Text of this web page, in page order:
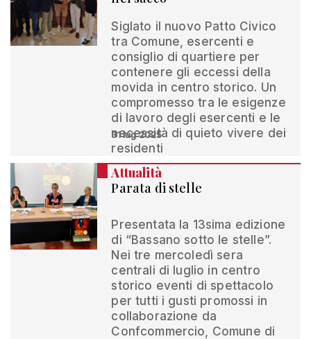
Siglato il nuovo Patto Civico
tra Comune, esercenti e
consiglio di quartiere per
contenere gli eccessi della
movida in centro storico. Un
compromesso tra le esigenze
di lavoro degli esercenti e le
necessità di quieto vivere dei
residenti
31 lug 2025
Attualità
Parata di stelle
Presentata la 13sima edizione
di “Bassano sotto le stelle”.
Nei tre mercoledì sera
centrali di luglio in centro
storico eventi di spettacolo
per tutti i gusti promossi in
collaborazione da
Confcommercio, Comune di